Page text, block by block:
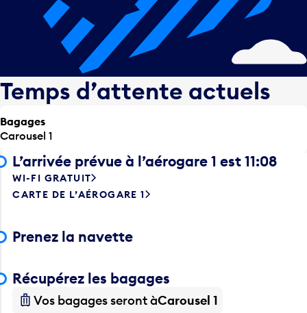
Temps d’attente actuels
Bagages
Carousel 1
L’arrivée prévue à l’aérogare 1 est 11:08
WI-FI GRATUIT
CARTE DE L’AÉROGARE 1
Prenez la navette
Récupérez les bagages
Vos bagages seront àCarousel 1